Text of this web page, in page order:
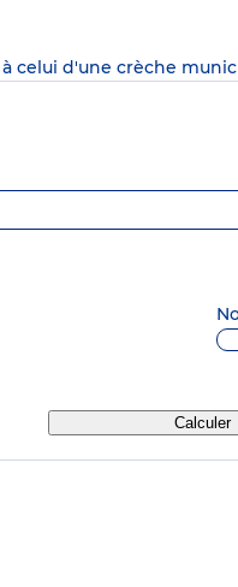
celui d'une crèche
Calculer